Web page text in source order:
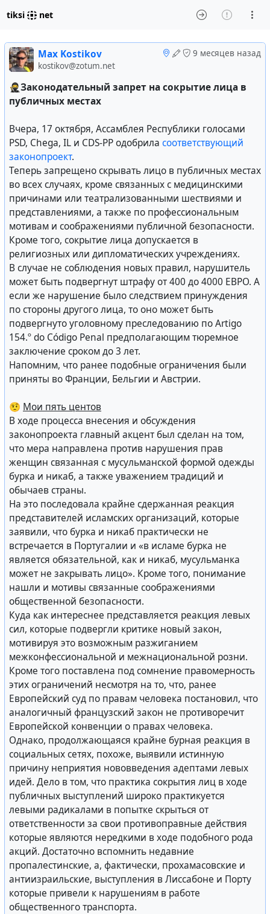
tiksi net
9 месяцев назад
Max Kostikov
kostikov@zotum.net
🥷Законодательный запрет на сокрытие лица в
публичных местах
Вчера, 17 октября, Ассамблея Республики голосами
PSD, Chega, IL и CDS-PP одобрила соответствующий
законопроект.
Теперь запрещено скрывать лицо в публичных местах
во всех случаях, кроме связанных с медицинскими
причинами или театрализованными шествиями и
представлениями, а также по профессиональным
мотивам и соображениями публичной безопасности.
Кроме того, сокрытие лица допускается в
религиозных или дипломатических учреждениях.
В случае не соблюдения новых правил, нарушитель
может быть подвергнут штрафу от 400 до 4000 ЕВРО. А
если же нарушение было следствием принуждения
по стороны другого лица, то оно может быть
подвергнуто уголовному преследованию по Artigo
154.º do Código Penal предполагающим тюремное
заключение сроком до 3 лет.
Напомним, что ранее подобные ограничения были
приняты во Франции, Бельгии и Австрии.
🤨 Мои пять центов
В ходе процесса внесения и обсуждения
законопроекта главный акцент был сделан на том,
что мера направлена против нарушения прав
женщин связанная с мусульманской формой одежды
бурка и никаб, а также уважением традиций и
обычаев страны.
На это последовала крайне сдержанная реакция
представителей исламских организаций, которые
заявили, что бурка и никаб практически не
встречается в Португалии и «в исламе бурка не
является обязательной, как и никаб, мусульманка
может не закрывать лицо». Кроме того, понимание
нашли и мотивы связанные соображениями
общественной безопасности.
Куда как интереснее представляется реакция левых
сил, которые подвергли критике новый закон,
мотивируя это возможным разжиганием
межконфессиональной и межнациональной розни.
Кроме того поставлена под сомнение правомерность
этих ограничений несмотря на то, что, ранее
Европейский суд по правам человека постановил, что
аналогичный французский закон не противоречит
Европейской конвенции о правах человека.
Однако, продолжающаяся крайне бурная реакция в
социальных сетях, похоже, выявили истинную
причину неприятия нововведения адептами левых
идей. Дело в том, что практика сокрытия лиц в ходе
публичных выступлений широко практикуется
левыми радикалами в попытке скрыться от
ответственности за свои противоправные действия
которые являются нередкими в ходе подобного рода
акций. Достаточно вспомнить недавние
пропалестинские, а, фактически, прохамасовские и
антиизраильские, выступления в Лиссабоне и Порту
которые привели к нарушениям в работе
общественного транспорта.